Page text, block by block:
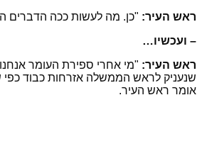
ראש העיר: "כן. מה לעשות ככה הדברים
– ועכשיו…
ראש העיר: "מי אחרי ספירת העומר
שנעניק לראש הממשלה אזרחות כבוד
אומר ראש העיר.